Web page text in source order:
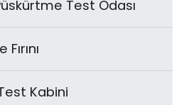
Test Odası
Kabini